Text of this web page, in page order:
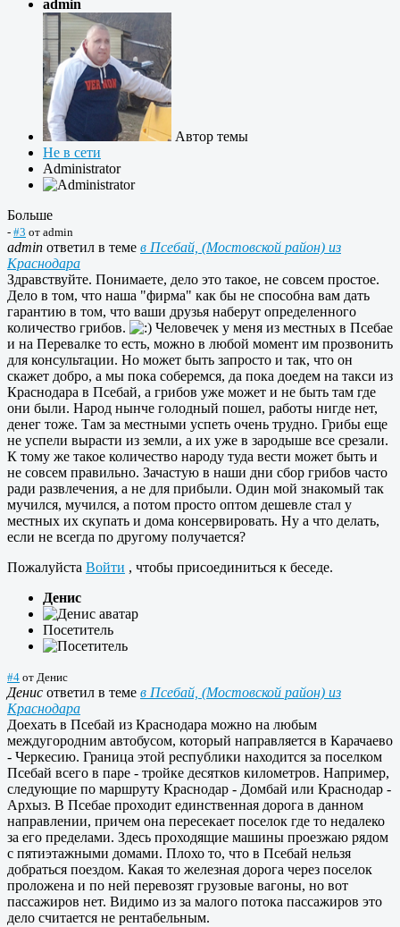
admin
Автор темы
Не в сети
Administrator
Больше
- #3 от admin
admin ответил в теме в Псебай, (Мостовской район) из
Краснодара
Здравствуйте. Понимаете, дело это такое, не совсем простое.
Дело в том, что наша "фирма" как бы не способна вам дать
гарантию в том, что ваши друзья наберут определенного
количество грибов.
Человечек у меня из местных в Псебае
и на Перевалке то есть, можно в любой момент им прозвонить
для консультации. Но может быть запросто и так, что он
скажет добро, а мы пока соберемся, да пока доедем на такси из
Краснодара в Псебай, а грибов уже может и не быть там где
они были. Народ нынче голодный пошел, работы нигде нет,
денег тоже. Там за местными успеть очень трудно. Грибы еще
не успели вырасти из земли, а их уже в зародыше все срезали.
К тому же такое количество народу туда вести может быть и
не совсем правильно. Зачастую в наши дни сбор грибов часто
ради развлечения, а не для прибыли. Один мой знакомый так
мучился, мучился, а потом просто оптом дешевле стал у
местных их скупать и дома консервировать. Ну а что делать,
если не всегда по другому получается?
Пожалуйста Войти , чтобы присоединиться к беседе.
Денис
Посетитель
#4 от Денис
Денис ответил в теме в Псебай, (Мостовской район) из
Краснодара
Доехать в Псебай из Краснодара можно на любым
междугородним автобусом, который направляется в Карачаево
- Черкесию. Граница этой республики находится за поселком
Псебай всего в паре - тройке десятков километров. Например,
следующие по маршруту Краснодар - Домбай или Краснодар -
Архыз. В Псебае проходит единственная дорога в данном
направлении, причем она пересекает поселок где то недалеко
за его пределами. Здесь проходящие машины проезжаю рядом
с пятиэтажными домами. Плохо то, что в Псебай нельзя
добраться поездом. Какая то железная дорога через поселок
проложена и по ней перевозят грузовые вагоны, но вот
пассажиров нет. Видимо из за малого потока пассажиров это
дело считается не рентабельным.